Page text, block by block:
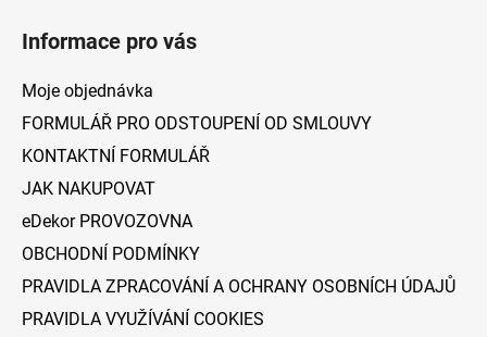
Informace pro vás
Moje objednávka
FORMULÁŘ PRO ODSTOUPENÍ OD SMLOUVY
KONTAKTNÍ FORMULÁŘ
JAK NAKUPOVAT
eDekor PROVOZOVNA
OBCHODNÍ PODMÍNKY
PRAVIDLA ZPRACOVÁNÍ A OCHRANY OSOBNÍCH ÚDAJŮ
PRAVIDLA VYUŽÍVÁNÍ COOKIES